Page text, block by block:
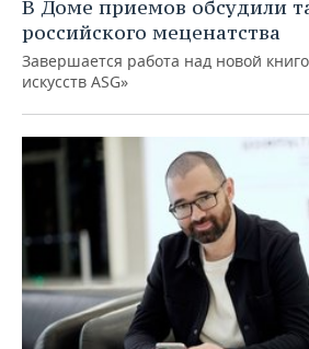
В Доме приемов обсудили
российского меценатства
Завершается работа над новой
искусств ASG»